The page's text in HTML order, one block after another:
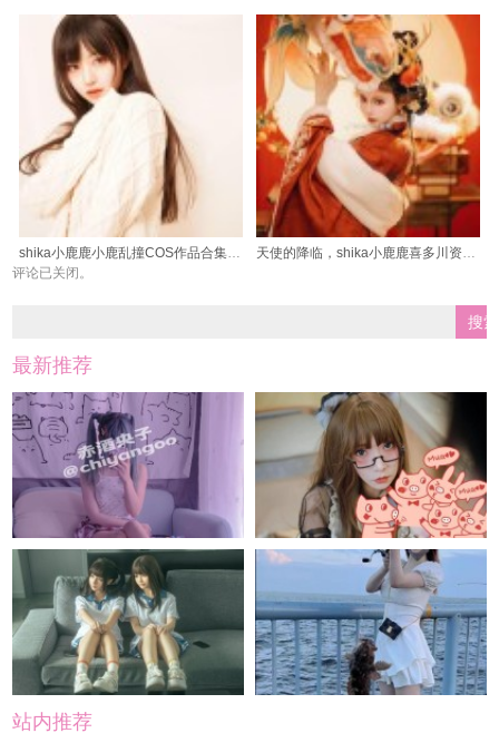
shika小鹿鹿小鹿乱撞COS作品合集，一次性满足你的二次元需求
天使的降临，shika小鹿鹿喜多川资源百度网盘cos作品套集风采绝伦
评论已关闭。
最新推荐
站内推荐